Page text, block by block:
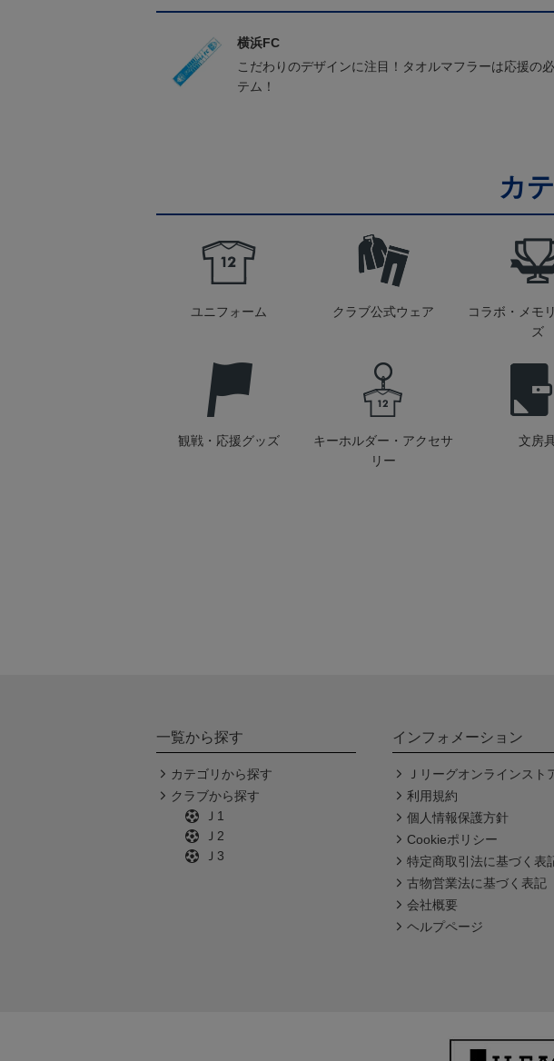
横浜FC
こだわりのデザインに注目！タオルマフラーは応援の
テム！
カ
ユニフォーム クラブ公式ウェア
コラボ・メモ
ズ
観戦・応援グッズ
キーホルダー・アクセサ
リー
文房
一覧から探す
カテゴリから探す
クラブから探す
Ｊ1
Ｊ2
Ｊ3
インフォメーション
Ｊリーグオンラインスト
利用規約
個人情報保護方針
Cookieポリシー
特定商取引法に基づく表
古物営業法に基づく表記
会社概要
ヘルプページ